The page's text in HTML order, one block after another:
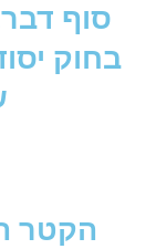
סוף
בחוק
הקטר